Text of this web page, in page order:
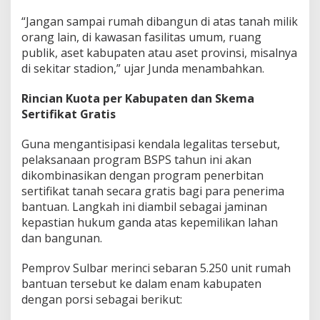
i
n
“Jangan sampai rumah dibangun di atas tanah milik
orang lain, di kawasan fasilitas umum, ruang
publik, aset kabupaten atau aset provinsi, misalnya
di sekitar stadion,” ujar Junda menambahkan.
Rincian Kuota per Kabupaten dan Skema
Sertifikat Gratis
Guna mengantisipasi kendala legalitas tersebut,
pelaksanaan program BSPS tahun ini akan
dikombinasikan dengan program penerbitan
sertifikat tanah secara gratis bagi para penerima
bantuan. Langkah ini diambil sebagai jaminan
kepastian hukum ganda atas kepemilikan lahan
dan bangunan.
Pemprov Sulbar merinci sebaran 5.250 unit rumah
bantuan tersebut ke dalam enam kabupaten
dengan porsi sebagai berikut: